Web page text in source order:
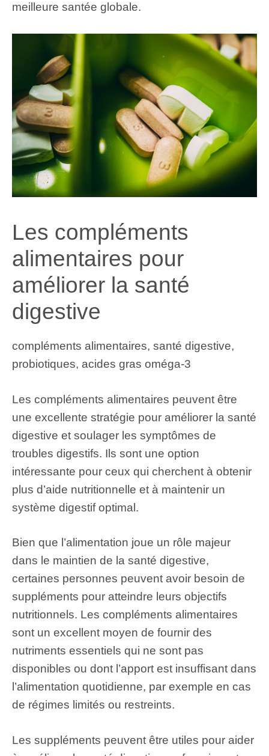
meilleure santée globale.
Les compléments
alimentaires pour
améliorer la santé
digestive
compléments alimentaires, santé digestive,
probiotiques, acides gras oméga-3
Les compléments alimentaires peuvent être
une excellente stratégie pour améliorer la santé
digestive et soulager les symptômes de
troubles digestifs. Ils sont une option
intéressante pour ceux qui cherchent à obtenir
plus d’aide nutritionnelle et à maintenir un
système digestif optimal.
Bien que l’alimentation joue un rôle majeur
dans le maintien de la santé digestive,
certaines personnes peuvent avoir besoin de
suppléments pour atteindre leurs objectifs
nutritionnels. Les compléments alimentaires
sont un excellent moyen de fournir des
nutriments essentiels qui ne sont pas
disponibles ou dont l’apport est insuffisant dans
l’alimentation quotidienne, par exemple en cas
de régimes limités ou restreints.
Les suppléments peuvent être utiles pour aider